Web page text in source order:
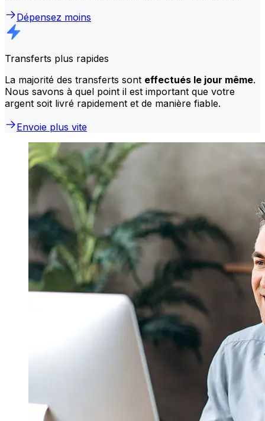
Dépensez moins
Transferts plus rapides
La majorité des transferts sont effectués le jour même.
Nous savons à quel point il est important que votre
argent soit livré rapidement et de manière fiable.
Envoie plus vite